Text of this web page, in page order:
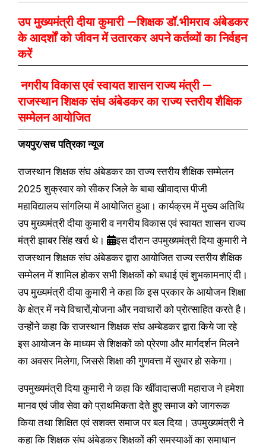
उप मुख्यमंत्री दीया कुमारी —शिक्षक डॉ.भीमराव अंबेडकर
के आदर्शों को जीवन में उतारकर अपने कर्तव्यों का निर्वहन
करें
नगरीय विकास एवं स्वायत शासन राज्य मंत्री —
राजस्थान शिक्षक संघ अंबेडकर का राज्य स्तरीय शैक्षिक
सम्मेलन आयोजित
जयपुर/सच पत्रिका न्यूज
राजस्थान शिक्षक संघ अंबेडकर का राज्य स्तरीय शैक्षिक सम्मेलन
2025 शुक्रवार को सीकर जिले के बाबा खीवादास पीजी
महाविद्यालय सांगलिया में आयोजित हुआ। कार्यक्रम में मुख्य अतिथि
उप मुख्यमंत्री दीया कुमारी व नगरीय विकास एवं स्वायत शासन राज्य
मंत्री झाबर सिंह खर्रा थे।
इस दौरान उपमुख्यमंत्री दिया कुमारी ने
राजस्थान शिक्षक संघ अंबेडकर द्वारा आयोजित राज्य स्तरीय शैक्षिक
सम्मेलन में शामिल होकर सभी शिक्षकों को बधाई एवं शुभकामनाएं दी।
उप मुख्यमंत्री दीया कुमारी ने कहा कि इस प्रकार के आयोजन शिक्षा
के क्षेत्र में नये विचारों,योजना और नवाचारों को प्रोत्साहित करते है।
उन्होंने कहा कि राजस्थान शिक्षक संघ अम्बेडकर द्वारा किये जा रहे
इस आयोजन के माध्यम से शिक्षकों को प्रेरणा और मार्गदर्शन मिलने
का अवसर मिलेगा, जिससे शिक्षा की गुणवत्ता में सुधार हो सकेगा।
उपमुख्यमंत्री दिया कुमारी ने कहा कि खींवादासजी महाराज ने हमेशा
मानव एवं जीव सेवा को प्राथमिकता देते हुए समाज को जागरूक
किया तथा शिक्षित एवं सशक्त समाज पर बल दिया। उपमुख्यमंत्री ने
कहा कि शिक्षक संघ अंबेडकर शिक्षकों की समस्याओं का समाधान